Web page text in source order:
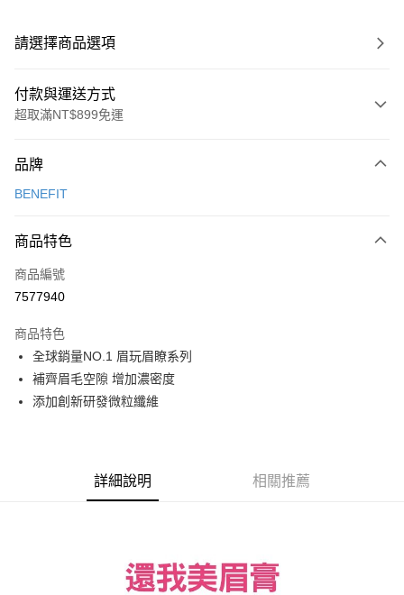
請選擇商品選項
付款與運送方式
超取滿NT$899免運
信用卡一次付款
Apple Pay
街口支付
Google Pay
全盈+PAY
大哥付你分期
2.付款方式選擇「大哥付你分期」，訂單成立後會自動跳轉到大哥付的交易
流程，驗證手機門號後，選擇欲分期的期數、繳款截止日，確認付款後即完
消。如遇「轉專審核」未通過狀況，表示未達大哥付你分期系統評分，恕無
２．便利：只要手機號碼，簡訊認證，即可結帳。
３．安心：先確認商品／服務後，再付款。
品牌
BENEFIT
商品特色
商品編號
7577940
商品特色
全球銷量NO.1 眉玩眉瞭系列
補齊眉毛空隙 增加濃密度
添加創新研發微粒纖維
詳細說明 相關推薦